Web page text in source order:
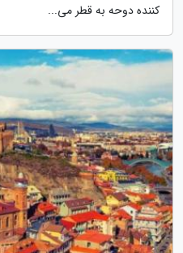
کننده دوحه به قطر می...